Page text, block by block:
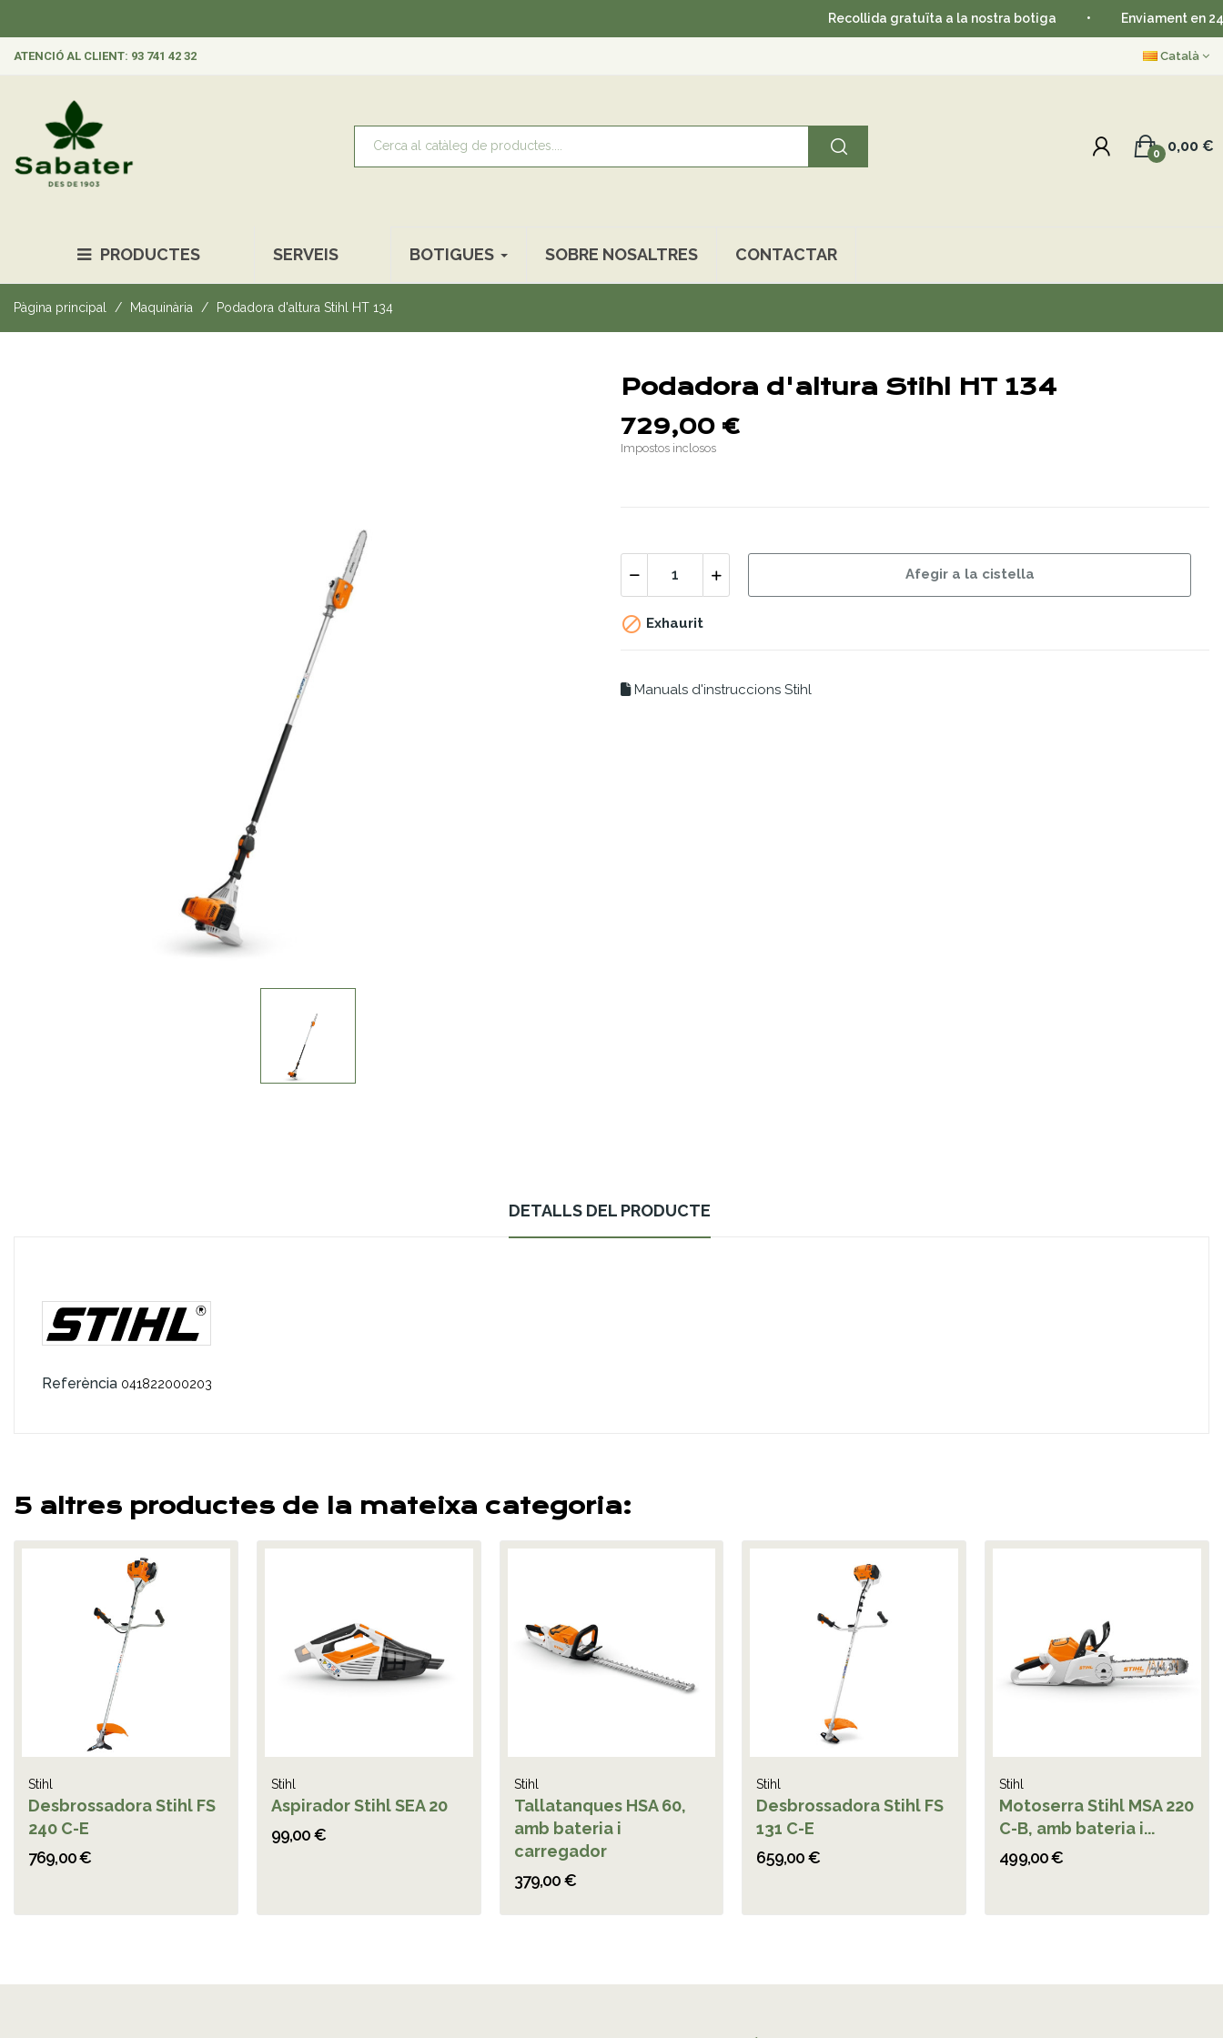
Recollida gratuïta a la nostra botiga • Enviament en 24-48
ATENCIÓ AL CLIENT: 93 741 42 32 Català
0,00 €
0
PRODUCTES SERVEIS BOTIGUES SOBRE NOSALTRES CONTACTAR
Pàgina principal Maquinària Podadora d'altura Stihl HT 134
Podadora d'altura Stihl HT 134
729,00 €
Impostos inclosos
Afegir a la cistella
 Exhaurit
Manuals d'instruccions Stihl
DETALLS DEL PRODUCTE
Referència 041822000203
5 altres productes de la mateixa categoria:
Stihl
Desbrossadora Stihl FS
240 C-E
769,00 €
Stihl
Aspirador Stihl SEA 20
99,00 €
Stihl
Tallatanques HSA 60,
amb bateria i
carregador
379,00 €
Stihl
Desbrossadora Stihl FS
131 C-E
659,00 €
Stihl
Motoserra Stihl MSA 220
C-B, amb bateria i...
499,00 €